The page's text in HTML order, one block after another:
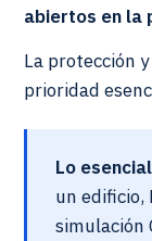
abiertos en la
La protección
prioridad
Lo
un edificio,
simulación